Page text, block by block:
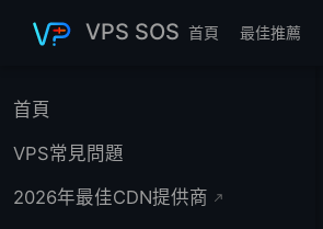
VPS SOS 首頁 最佳推薦
首頁
VPS常見問題
2026年最佳CDN提供商